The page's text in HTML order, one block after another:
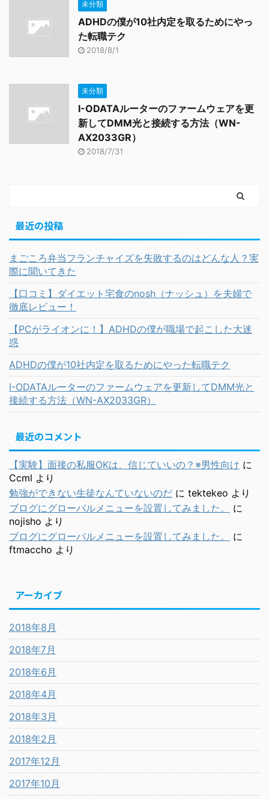
未分類
ADHDの僕が10社内定を取るためにやっ
た転職テク
2018/8/1
未分類
I-ODATAルーターのファームウェアを更
新してDMM光と接続する方法（WN-
AX2033GR）
2018/7/31
最近の投稿
まごころ弁当フランチャイズを失敗するのはどんな人？実
際に聞いてきた
【口コミ】ダイエット宅食のnosh（ナッシュ）を夫婦で
徹底レビュー！
【PCがライオンに！】ADHDの僕が職場で起こした大迷
惑
ADHDの僕が10社内定を取るためにやった転職テク
I-ODATAルーターのファームウェアを更新してDMM光と
接続する方法（WN-AX2033GR）
最近のコメント
【実験】面接の私服OKは、信じていいの？※男性向け に
Ccml より
勉強ができない生徒なんていないのだ に tektekeo より
ブログにグローバルメニューを設置してみました。
に
nojisho より
ブログにグローバルメニューを設置してみました。
に
ftmaccho より
アーカイブ
2018年8月
2018年7月
2018年6月
2018年4月
2018年3月
2018年2月
2017年12月
2017年10月